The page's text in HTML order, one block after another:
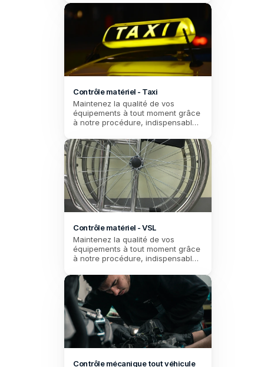
Maintenez la qualité de vos
équipements grâce à notre
procédure, indispensable pour les
ambulanciers soucieux de la
fiabilité de leur équipement.
Contrôle matériel - Taxi
Maintenez la qualité de vos
équipements à tout moment grâce
à notre procédure, indispensable
fiabilité de leur équipement.
Contrôle matériel - VSL
Maintenez la qualité de vos
équipements à tout moment grâce
à notre procédure, indispensable
fiabilité de leur équipement.
Contrôle mécanique tout véhicule